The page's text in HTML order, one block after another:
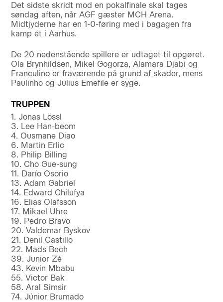
Det sidste skridt mod en pokalfinale skal tages
søndag aften, når AGF gæster MCH Arena.
Midtjyderne har en 1-0-føring med i bagagen fra
kamp ét i Aarhus.
De 20 nedenstående spillere er udtaget til opgøret.
Ola Brynhildsen, Mikel Gogorza, Alamara Djabi og
Franculino er fraværende på grund af skader, mens
Paulinho og Julius Emefile er syge.
TRUPPEN
1. Jonas Lössl
3. Lee Han-beom
4. Ousmane Diao
6. Martin Erlic
8. Philip Billing
10. Cho Gue-sung
11. Darío Osorio
13. Adam Gabriel
14. Edward Chilufya
16. Elias Olafsson
17. Mikael Uhre
19. Pedro Bravo
20. Valdemar Byskov
21. Denil Castillo
22. Mads Bech
39. Junior Zé
43. Kevin Mbabu
55. Victor Bak
58. Aral Simsir
74. Júnior Brumado